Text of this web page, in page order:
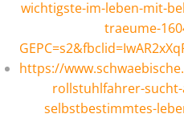
wichtigste-im-leben-mit-
traeume-
https://
rollstuhlfahrer-sucht-
selbstbestimmtes-